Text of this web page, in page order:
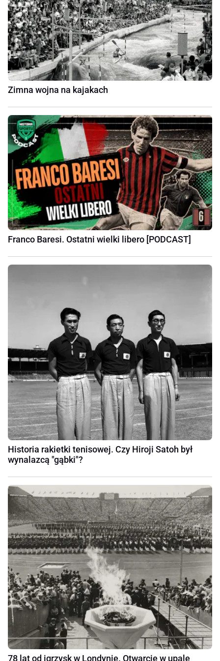
Zimna wojna na kajakach
Franco Baresi. Ostatni wielki libero [PODCAST]
Historia rakietki tenisowej. Czy Hiroji Satoh był
wynalazcą "gąbki"?
78 lat od igrzysk w Londynie. Otwarcie w upale